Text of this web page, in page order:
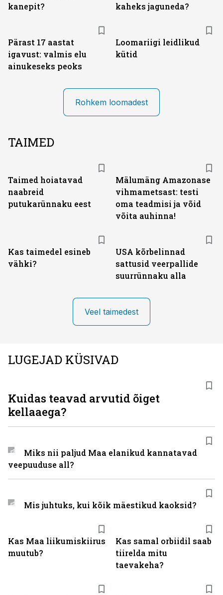
kanepit?
kaheks jaguneda?
Pärast 17 aastat
igavust: valmis elu
ainukeseks peoks
Loomariigi leidlikud
kütid
Rohkem loomadest
TAIMED
Taimed hoiatavad
naabreid
putukarünnaku eest
Mälumäng Amazonase
vihmametsast: testi
oma teadmisi ja võid
võita auhinna!
Kas taimedel esineb
vähki?
USA kõrbelinnad
sattusid veerpallide
suurrünnaku alla
Veel taimedest
LUGEJAD KÜSIVAD
Kas Maa liikumiskiirus
muutub?
Kas samal orbiidil saab
tiirelda mitu
taevakeha?
Kuidas teavad arvutid õiget
kellaaega?
Miks nii paljud Maa elanikud kannatavad
veepuuduse all?
Mis juhtuks, kui kõik mäestikud kaoksid?